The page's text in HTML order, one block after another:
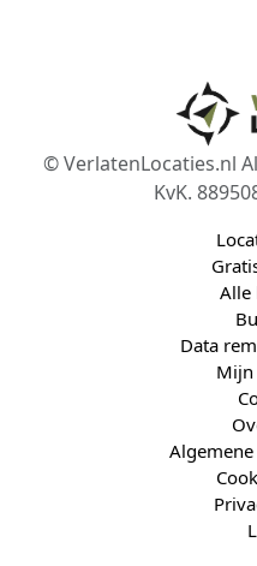
© VerlatenLocaties.nl
KvK.
Alle
Data
Mijn